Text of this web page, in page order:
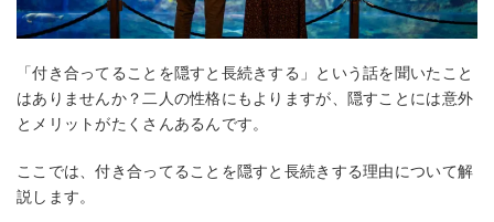
「付き合ってることを隠すと長続きする」という話を聞いたこと
はありませんか？二人の性格にもよりますが、隠すことには意外
とメリットがたくさんあるんです。
ここでは、付き合ってることを隠すと長続きする理由について解
説します。